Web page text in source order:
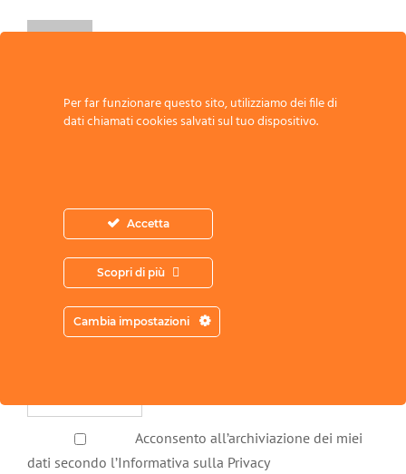
Acconsento all’archiviazione dei miei
dati secondo l’Informativa sulla Privacy
Per far funzionare questo sito, utilizziamo dei file di
dati chiamati cookies salvati sul tuo dispositivo.
Accetta
Scopri di più
Cambia impostazioni